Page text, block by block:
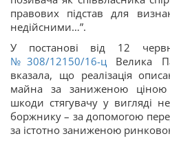
правових підстав для
недійсними…”.
У постанові від 12
№308/12150/16-ц Велика
вказала, що реалізація
майна за заниженою ціною
шкоди стягувачу у вигляді
боржнику – за допомогою
за істотно заниженою